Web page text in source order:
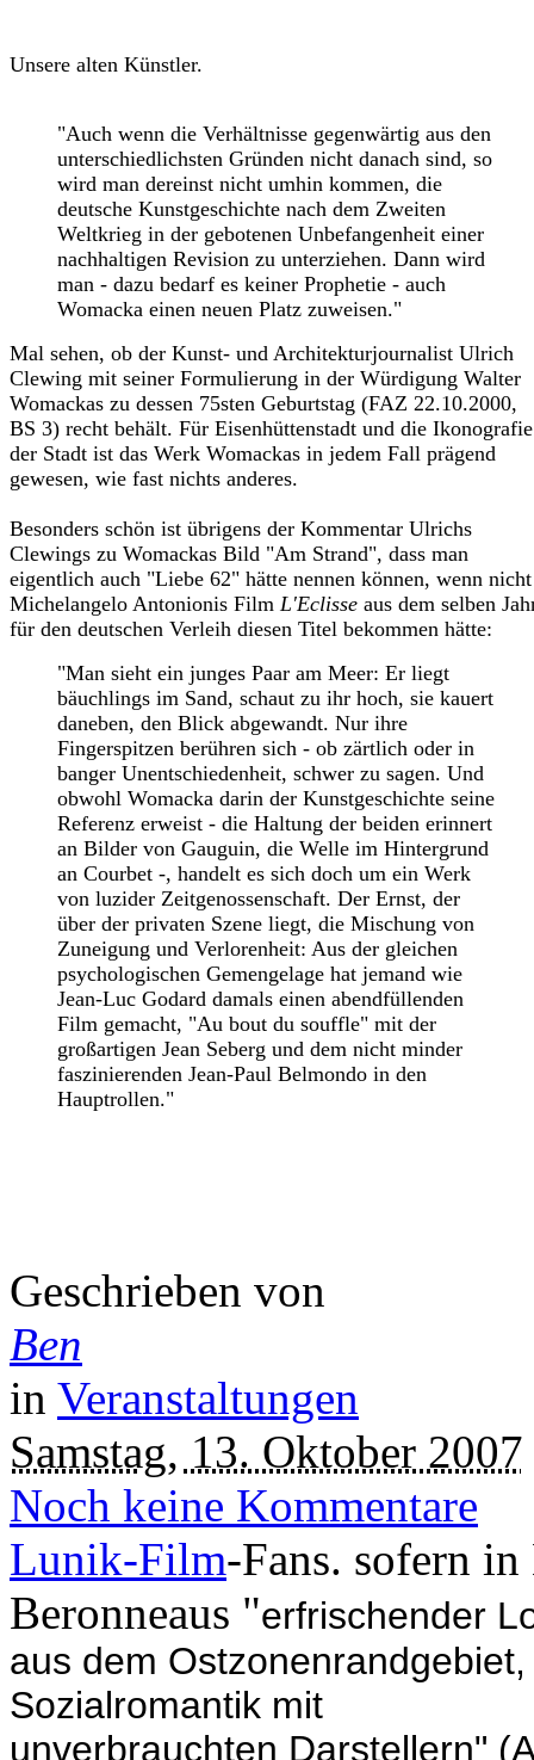
Unsere alten Künstler.
"Auch wenn die Verhältnisse gegenwärtig aus den
unterschiedlichsten Gründen nicht danach sind, so
wird man dereinst nicht umhin kommen, die
deutsche Kunstgeschichte nach dem Zweiten
Weltkrieg in der gebotenen Unbefangenheit einer
nachhaltigen Revision zu unterziehen. Dann wird
man - dazu bedarf es keiner Prophetie - auch
Womacka einen neuen Platz zuweisen."
Mal sehen, ob der Kunst- und Architekturjournalist Ulrich
Clewing mit seiner Formulierung in der Würdigung Walter
Womackas zu dessen 75sten Geburtstag (FAZ 22.10.2000,
BS 3) recht behält. Für Eisenhüttenstadt und die Ikonografie
der Stadt ist das Werk Womackas in jedem Fall prägend
gewesen, wie fast nichts anderes.
Besonders schön ist übrigens der Kommentar Ulrichs
Clewings zu Womackas Bild "Am Strand", dass man
eigentlich auch "Liebe 62" hätte nennen können, wenn nicht
Michelangelo Antonionis Film L'Eclisse aus dem selben
für den deutschen Verleih diesen Titel bekommen hätte:
"Man sieht ein junges Paar am Meer: Er liegt
bäuchlings im Sand, schaut zu ihr hoch, sie kauert
daneben, den Blick abgewandt. Nur ihre
Fingerspitzen berühren sich - ob zärtlich oder in
banger Unentschiedenheit, schwer zu sagen. Und
obwohl Womacka darin der Kunstgeschichte seine
Referenz erweist - die Haltung der beiden erinnert
an Bilder von Gauguin, die Welle im Hintergrund
an Courbet -, handelt es sich doch um ein Werk
von luzider Zeitgenossenschaft. Der Ernst, der
über der privaten Szene liegt, die Mischung von
Zuneigung und Verlorenheit: Aus der gleichen
psychologischen Gemengelage hat jemand wie
Jean-Luc Godard damals einen abendfüllenden
Film gemacht, "Au bout du souffle" mit der
großartigen Jean Seberg und dem nicht minder
faszinierenden Jean-Paul Belmondo in den
Hauptrollen."
Geschrieben von
Ben
in Veranstaltungen
Samstag, 13. Oktober 2007
Noch keine Kommentare
Lunik-Film-Fans. sofern
Beronneaus "erfrischender
aus dem
Sozialromantik mit
unverbrauchten Darstellern"